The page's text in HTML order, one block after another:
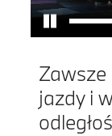
Zawsze
jazdy i